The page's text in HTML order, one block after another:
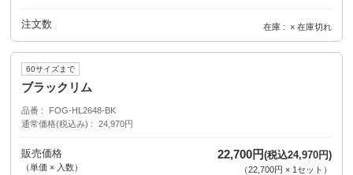
注文数 在庫 × 在庫切れ
60サイズまで
ブラックリム
品番
FOG-HL2648-BK
通常価格(税込み)
24,970円
販売価格
（単価 × 入数）
22,700円(税込24,970円)
（22,700円 × 1セット ）